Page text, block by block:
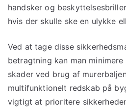
handsker og
hvis der skulle ske en ulykke
Ved at tage disse
betragtning kan man
skader ved brug af
multifunktionelt redskab på
vigtigt at prioritere